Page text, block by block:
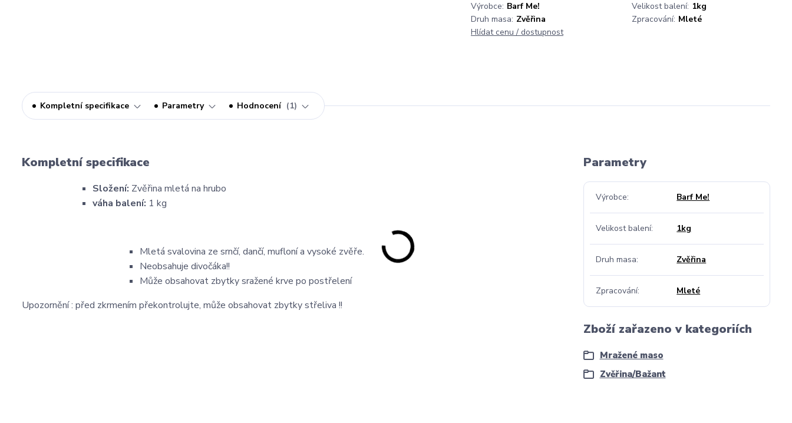
Výrobce: Barf Me! Velikost balení: 1kg
Druh masa: Zvěřina Zpracování: Mleté
Hlídat cenu / dostupnost
Kompletní specifikace Parametry Hodnocení 1
Kompletní specifikace
Složení: Zvěřina mletá na hrubo
váha balení: 1 kg
Mletá svalovina ze srnčí, dančí, mufloní a vysoké zvěře.
Neobsahuje divočáka!!
Může obsahovat zbytky sražené krve po postřelení
Upozornění : před zkrmením překontrolujte, může obsahovat zbytky střeliva !!
Parametry
Výrobce Barf Me!
Velikost balení 1kg
Druh masa Zvěřina
Zpracování Mleté
Zboží zařazeno v kategoriích
Mražené maso
Zvěřina/Bažant